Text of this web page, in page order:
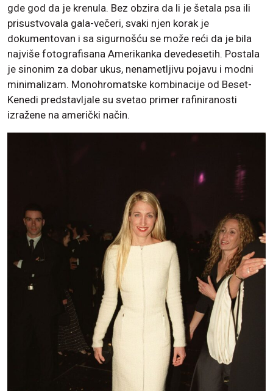
gde god da je krenula. Bez obzira da li je šetala psa ili
prisustvovala gala-večeri, svaki njen korak je
dokumentovan i sa sigurnošću se može reći da je bila
najviše fotografisana Amerikanka devedesetih. Postala
je sinonim za dobar ukus, nenametljivu pojavu i modni
minimalizam. Monohromatske kombinacije od Beset-
Kenedi predstavljale su svetao primer rafiniranosti
izražene na američki način.